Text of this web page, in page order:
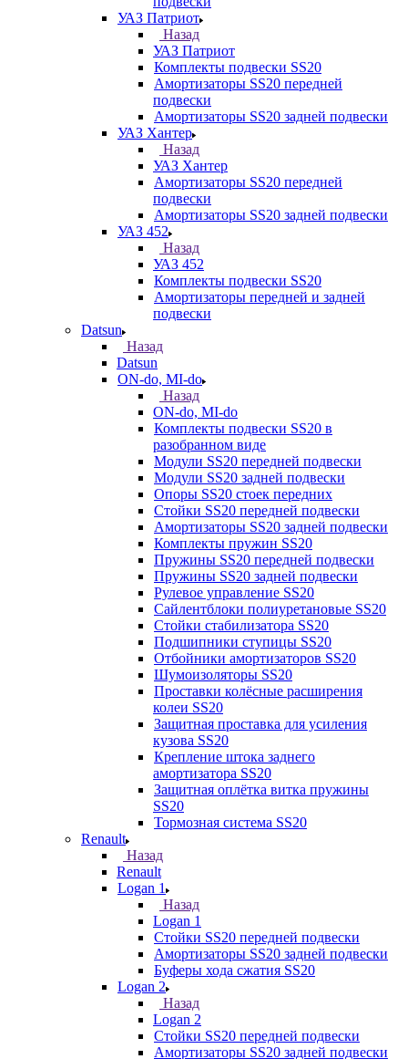
УАЗ Патриот
Назад
УАЗ Патриот
Комплекты подвески SS20
Амортизаторы SS20 передней
подвески
Амортизаторы SS20 задней подвески
УАЗ Хантер
Назад
УАЗ Хантер
Амортизаторы SS20 передней
подвески
Амортизаторы SS20 задней подвески
УАЗ 452
Назад
УАЗ 452
Комплекты подвески SS20
Амортизаторы передней и задней
подвески
Datsun
Назад
Datsun
ON-do, MI-do
Назад
ON-do, MI-do
Комплекты подвески SS20 в
разобранном виде
Модули SS20 передней подвески
Модули SS20 задней подвески
Опоры SS20 стоек передних
Стойки SS20 передней подвески
Амортизаторы SS20 задней подвески
Комплекты пружин SS20
Пружины SS20 передней подвески
Пружины SS20 задней подвески
Рулевое управление SS20
Сайлентблоки полиуретановые SS20
Стойки стабилизатора SS20
Подшипники ступицы SS20
Отбойники амортизаторов SS20
Шумоизоляторы SS20
Проставки колёсные расширения
колеи SS20
Защитная проставка для усиления
кузова SS20
Крепление штока заднего
амортизатора SS20
Защитная оплётка витка пружины
SS20
Тормозная система SS20
Renault
Назад
Renault
Logan 1
Назад
Logan 1
Стойки SS20 передней подвески
Амортизаторы SS20 задней подвески
Буферы хода сжатия SS20
Logan 2
Назад
Logan 2
Стойки SS20 передней подвески
Амортизаторы SS20 задней подвески